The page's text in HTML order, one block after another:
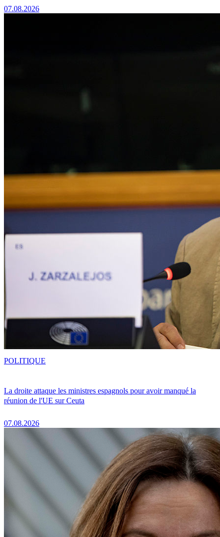
07.08.2026
La droite attaque les ministres espagnols pour avoir manqué la
réunion de l'UE sur Ceuta
07.08.2026
POLITIQUE